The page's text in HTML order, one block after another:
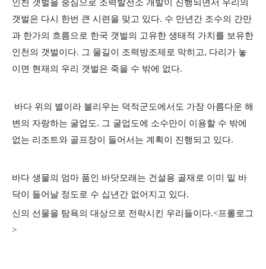
인천 갯벌을 중심으로 조력발전소 개발이 진행되면서 우리의
갯벌은 다시 한번 큰 시련을 맞고 있다. 수 만년간 조수의 간만
과 한가의 흐름으로 한국 갯벌의 고유한 생태적 가치를 보유한
인천의 갯벌이다. 그 물길이 조력방조제로 막히고, 다리가 놓
이면 현재의 우리 갯벌은 죽을 수 밖에 없다.
바다 위의 별이라 불리우는 덕적군도에서도 가장 아름다운 해
변의 자랑하는 굴업도. 그 굴업도에 소수만이 이용할 수 밖에
없는 리조트와 골프장이 들어서는 계획이 진행되고 있다.
바다 생물의 엄마 품인 바닷모래는 건설용 골재로 이미 밑 바
닥이 들어날 정도로 수 십년간 없어지고 있다.
신의 선물을 탐욕의 대상으로 전락시킨 우리들이다.<프롤로그
>